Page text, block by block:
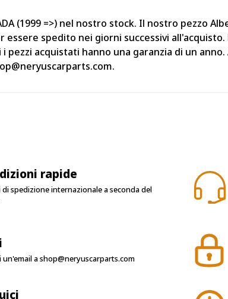
(1999 =>) nel nostro stock. Il nostro pezzo
per essere spedito nei giorni successivi
acquistati hanno una garanzia di un
rapide
di spedizione internazionale a seconda del
un'email ashop@neryuscarparts.com